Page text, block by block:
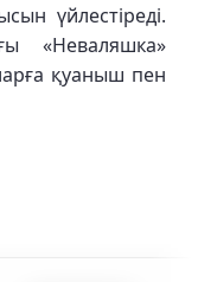
үйлестіреді.
«Неваляшка»
қуаныш пен